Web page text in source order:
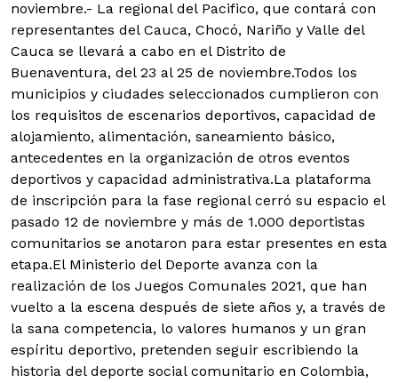
noviembre.- La regional del Pacifico, que contará con
representantes del Cauca, Chocó, Nariño y Valle del
Cauca se llevará a cabo en el Distrito de
Buenaventura, del 23 al 25 de noviembre.Todos los
municipios y ciudades seleccionados cumplieron con
los requisitos de escenarios deportivos, capacidad de
alojamiento, alimentación, saneamiento básico,
antecedentes en la organización de otros eventos
deportivos y capacidad administrativa.La plataforma
de inscripción para la fase regional cerró su espacio el
pasado 12 de noviembre y más de 1.000 deportistas
comunitarios se anotaron para estar presentes en esta
etapa.El Ministerio del Deporte avanza con la
realización de los Juegos Comunales 2021, que han
vuelto a la escena después de siete años y, a través de
la sana competencia, lo valores humanos y un gran
espíritu deportivo, pretenden seguir escribiendo la
historia del deporte social comunitario en Colombia,